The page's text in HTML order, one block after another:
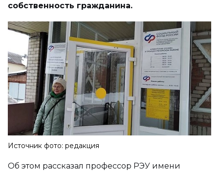
собственность гражданина.
Источник фото: редакция
Об этом рассказал профессор РЭУ имени